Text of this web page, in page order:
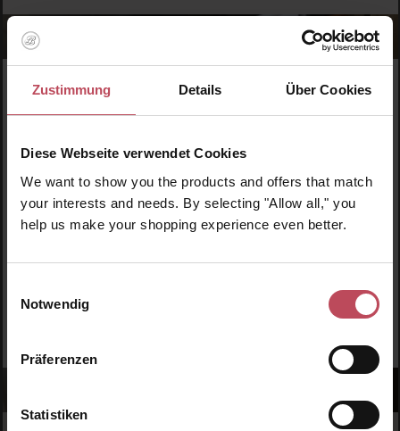
Zustimmung Details Über Cookies
Diese Webseite verwendet Cookies
We want to show you the products and offers that match
your interests and needs. By selecting "Allow all," you
help us make your shopping experience even better.
Notwendig
Präferenzen
Statistiken
WERDE TEIL DER LOOK BEAUTIFUL-FAMILIE
Anmelden & exklusive Vorteile
genießen!
Melde dich jetzt zum Newsletter an und erhalte als
Dankeschön 10 %* auf deinen ersten Einkauf. Verpasse
keine Beauty-News mehr und erhalte exklusive Rabatte!